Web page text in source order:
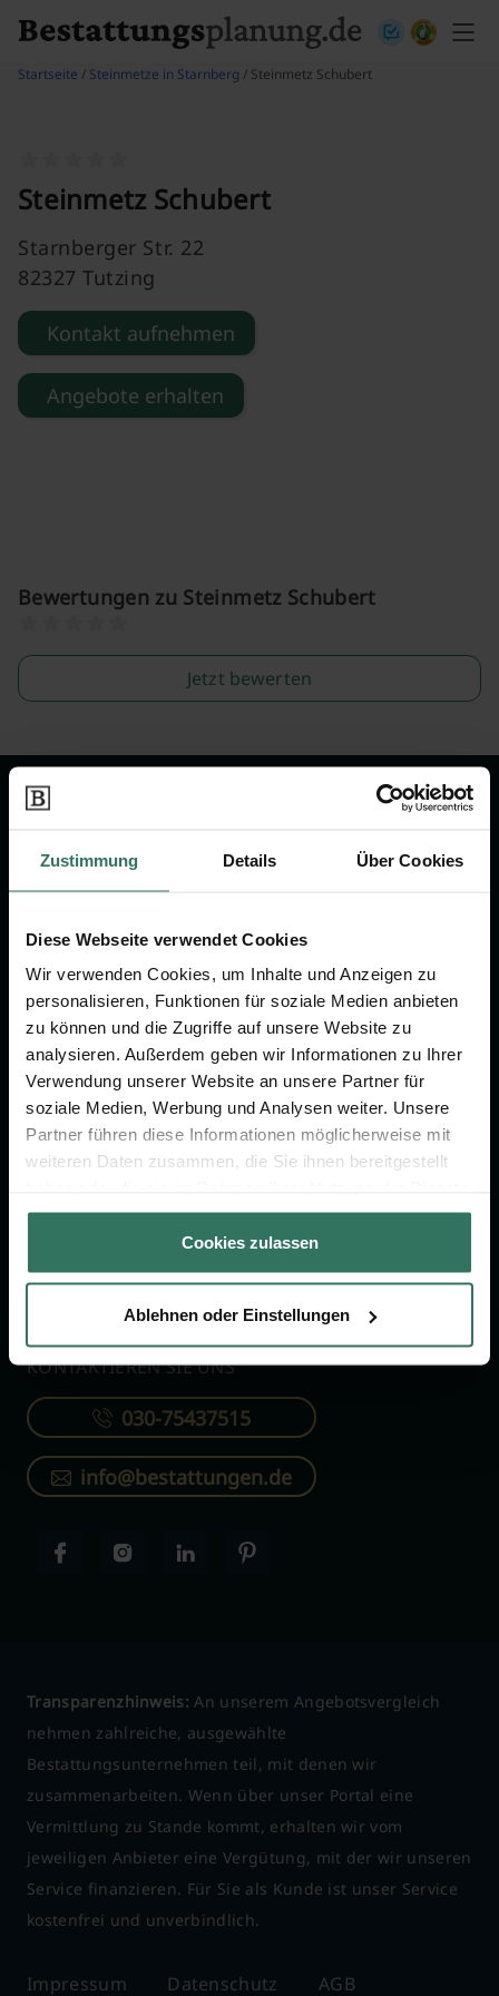
Zustimmung Details Über Cookies
Diese Webseite verwendet Cookies
Wir verwenden Cookies, um Inhalte und Anzeigen zu
personalisieren, Funktionen für soziale Medien anbieten
zu können und die Zugriffe auf unsere Website zu
analysieren. Außerdem geben wir Informationen zu Ihrer
Verwendung unserer Website an unsere Partner für
soziale Medien, Werbung und Analysen weiter. Unsere
Partner führen diese Informationen möglicherweise mit
weiteren Daten zusammen, die Sie ihnen bereitgestellt
gesammelt haben.
Cookies zulassen
Ablehnen oder Einstellungen
Startseite / Steinmetze in Starnberg / Steinmetz Schubert
Steinmetz Schubert
Starnberger Str. 22
82327 Tutzing
Kontakt aufnehmen
Angebote erhalten
Bewertungen zu Steinmetz Schubert
Jetzt bewerten
Wir sind Ihr Ansprechpartner rund
um das Thema Bestattung &
Vorsorge.
Jetzt beraten lassen
FÜR SIE
Vergleich
Ratgeber
Verzeichnis
FÜR BESTATTER
Online-Portal
Kostenlos registrieren
KONTAKTIEREN SIE UNS
030-75437515
info@bestattungen.de
Transparenzhinweis: An unserem Angebotsvergleich
nehmen zahlreiche, ausgewählte
Bestattungsunternehmen teil, mit denen wir
zusammenarbeiten. Wenn über unser Portal eine
Vermittlung zu Stande kommt, erhalten wir vom
jeweiligen Anbieter eine Vergütung, mit der wir unseren
Service finanzieren. Für Sie als Kunde ist unser Service
kostenfrei und unverbindlich.
Impressum Datenschutz AGB